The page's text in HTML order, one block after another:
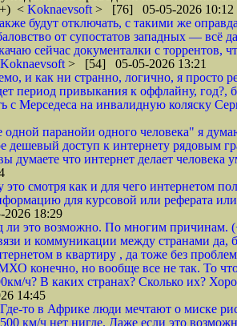
< Koknaevsoft > [76] 05-05-2026 10:12
будут отключать, с такими же
от супостатов западных — всё
сейчас документалки с торрентов,
Koknaevsoft > [54] 05-05-2026 13:21
и как ни странно, логично, я просто
период привыкания к оффлайну, год?,
с Мерседеса на инвалидную коляску
одной паранойи одного человека" я
дешевый доступ к интернету рядовым
думаете что интернет делает
это смотря как и для чего интернетом
для курсовой или реферата
2026 18:29
ли это возможно. По многим причинам.
и коммуникации между странами да,
в квартиру , да тоже без
конечно, но вообще все не так. То
ч? В каких странах? Сколько их?
14:45
Где-то в Африке люди мечтают о миске
500 км/ч нет нигде. Даже если это